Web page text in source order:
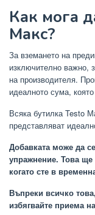
Как мога
Макс?
За вземането на
изключително важно,
на производителя.
идеалното сума,
Всяка бутилка Testo
представляват
Добавката може да
упражнение. Това ще
когато сте в
Въпреки всичко
избягвайте приема